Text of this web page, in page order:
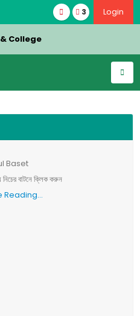
3 Login
College
Baset
নিচের বাটনে ক্লিক করুন
Reading...